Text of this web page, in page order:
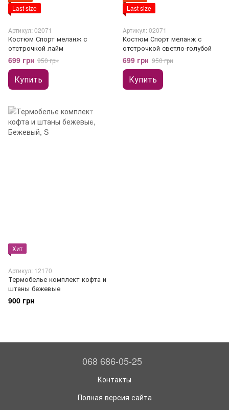
Last size
Артикул: 02071
Костюм Спорт меланж с
отстрочкой лайм
699 грн 950 грн
Купить
Last size
Артикул: 02071
Костюм Спорт меланж с
отстрочкой светло-голубой
699 грн 950 грн
Купить
Хит
Артикул: 12170
Термобелье комплект кофта и
штаны бежевые
900 грн
068 686-05-25
Контакты
Полная версия сайта